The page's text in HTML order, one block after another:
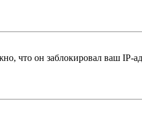
что он заблокировал ваш IP-